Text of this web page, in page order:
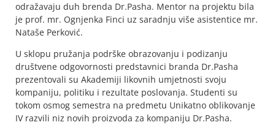
odražavaju duh brenda Dr.Pasha. Mentor na projektu bila
je prof. mr. Ognjenka Finci uz saradnju više asistentice mr.
Nataše Perković.
U sklopu pružanja podrške obrazovanju i podizanju
društvene odgovornosti predstavnici branda Dr.Pasha
prezentovali su Akademiji likovnih umjetnosti svoju
kompaniju, politiku i rezultate poslovanja. Studenti su
tokom osmog semestra na predmetu Unikatno oblikovanje
IV razvili niz novih proizvoda za kompaniju Dr.Pasha.